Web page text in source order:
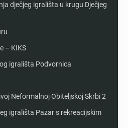
dječjeg igrališta u krugu Dječjeg
– KIKS
igrališta Podvornica
Neformalnoj Obiteljskoj Skrbi 2
igrališta Pazar s rekreacijskim